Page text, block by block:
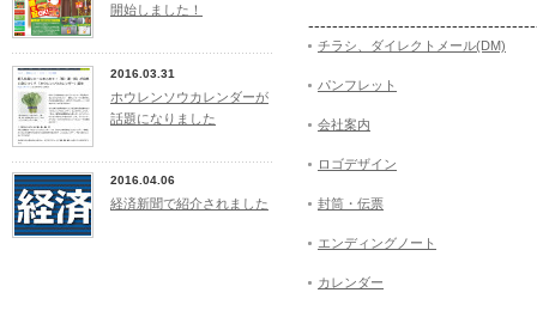
開始しました！
2016.03.31
ホウレンソウカレンダーが
話題になりました
2016.04.06
経済新聞で紹介されました
チラシ、ダイレクトメール(DM)
パンフレット
会社案内
ロゴデザイン
封筒・伝票
エンディングノート
カレンダー